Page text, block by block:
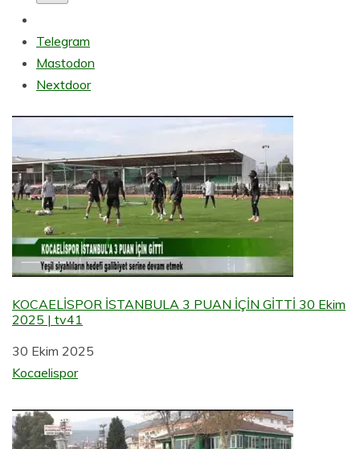
Telegram
Mastodon
Nextdoor
KOCAELİSPOR İSTANBULA 3 PUAN İÇİN GİTTİ 30 Ekim
2025 | tv41
Tarih
30 Ekim 2025
Şuna göre:
Kocaelispor